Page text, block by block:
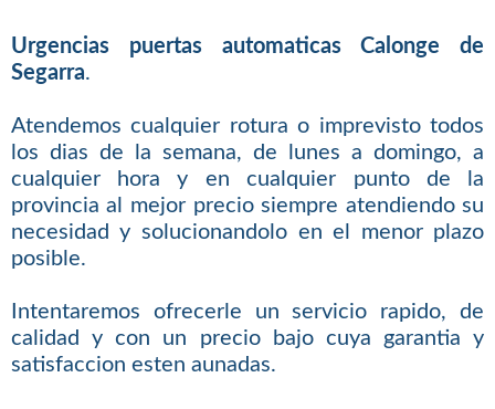
Urgencias puertas automaticas Calonge de
Segarra.
Atendemos cualquier rotura o imprevisto todos
los dias de la semana, de lunes a domingo, a
cualquier hora y en cualquier punto de la
provincia al mejor precio siempre atendiendo su
necesidad y solucionandolo en el menor plazo
posible.
Intentaremos ofrecerle un servicio rapido, de
calidad y con un precio bajo cuya garantia y
satisfaccion esten aunadas.